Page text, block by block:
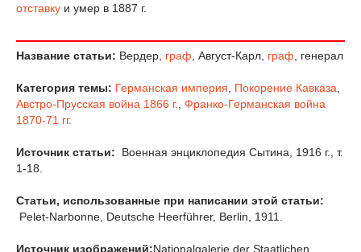
отставку и умер в 1887 г.
Название статьи: Вердер, граф , Август-Карл, граф , генерал
Категория темы: Германская империя Покорение Кавказа
Австро-Прусская война 1866 г.
Франко-Германская война
1870-71 гг.
Источник статьи:
Военная энциклопедия Сытина, 1916 г., т.
1-18.
Статьи, использованные при написании этой статьи:
Pelet-Narbonne, Deutsche Heerführer, Berlin, 1911.
Источник изображений:Nationalgalerie der Staatlichen